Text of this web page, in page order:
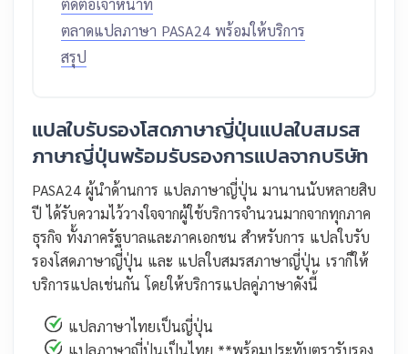
ติดต่อเจ้าหน้าที่
ตลาดแปลภาษา PASA24 พร้อมให้บริการ
สรุป
แปลใบรับรองโสดภาษาญี่ปุ่นแปลใบสมรส
ภาษาญี่ปุ่นพร้อมรับรองการแปลจากบริษัท
PASA24 ผู้นำด้านการ แปลภาษาญี่ปุ่น มานานนับหลายสิบ
ปี ได้รับความไว้วางใจจากผู้ใช้บริการจำนวนมากจากทุกภาค
ธุรกิจ ทั้งภาครัฐบาลและภาคเอกชน สำหรับการ แปลใบรับ
รองโสดภาษาญี่ปุ่น และ แปลใบสมรสภาษาญี่ปุ่น เราก็ให้
บริการแปลเช่นกัน โดยให้บริการแปลคู่ภาษาดังนี้
แปลภาษาไทยเป็นญี่ปุ่น
แปลภาษาญี่ปุ่นเป็นไทย **พร้อมประทับตรารับรอง